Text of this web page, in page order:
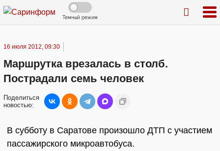
Темный режим
16 июля 2012, 09:30
Маршрутка врезалась в столб.
Пострадали семь человек
Поделиться
новостью:
В субботу в Саратове произошло ДТП с участием
пассажирского микроавтобуса.